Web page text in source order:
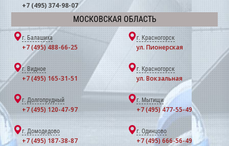
+7 (495) 374-98-07
МОСКОВСКАЯ ОБЛАСТЬ
г. Балашиха
+7 (495) 488-66-25
г. Красногорск
ул. Пионерская
г. Видное
+7 (495) 165-31-51
г. Красногорск
ул. Вокзальная
г. Долгопрудный
+7 (495) 120-47-97
г. Мытищи
+7 (495) 477-55-49
г. Домодедово
+7 (495) 187-38-87
г. Одинцово
+7 (495) 666-56-49